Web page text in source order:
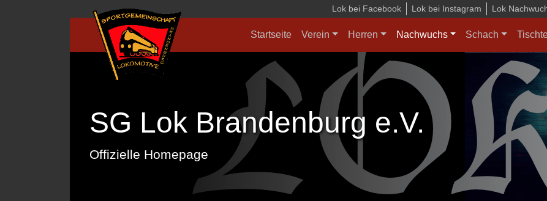
Lok bei Facebook Lok bei Instagram Lok
Startseite Verein Herren Nachwuchs Schach
SG Lok Brandenburg e.V.
Offizielle Homepage